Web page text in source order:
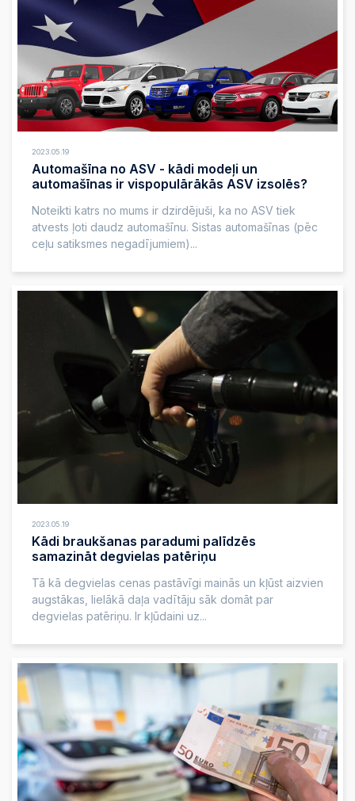
2023.05.19
Automašīna no ASV - kādi modeļi un
automašīnas ir vispopulārākās ASV izsolēs?
Noteikti katrs no mums ir dzirdējuši, ka no ASV tiek
atvests ļoti daudz automašīnu. Sistas automašīnas (pēc
ceļu satiksmes negadījumiem)...
2023.05.19
Kādi braukšanas paradumi palīdzēs
samazināt degvielas patēriņu
Tā kā degvielas cenas pastāvīgi mainās un kļūst aizvien
augstākas, lielākā daļa vadītāju sāk domāt par
degvielas patēriņu. Ir kļūdaini uz...